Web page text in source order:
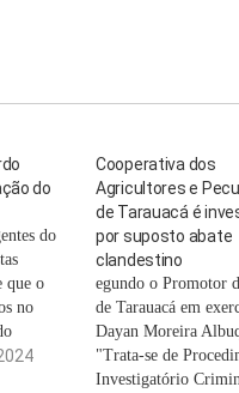
do
do
que o
no
se
Cooperativa dos
Agricultores e
de Tarauacá é
por suposto abate
clandestino
egundo o Promotor
de Tarauacá em
Dayan Moreira
"Trata-se de
Investigatório